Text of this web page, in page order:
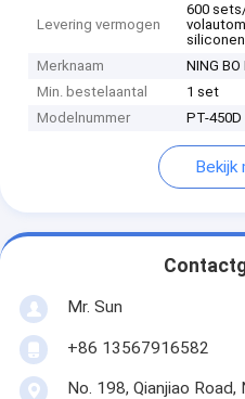
Levering vermogen
600
Merknaam
NING BO
Min. bestelaantal
1 set
Modelnummer
PT-450D
Bekijk
Mr. Sun
+86 13567916582
No. 198, Qianjiao Road,